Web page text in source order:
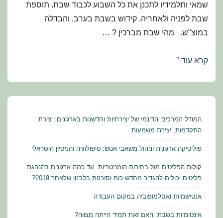
שמאי ותלמידיו לתכנן את כל השבוע לכבוד שבת. תוספת
שבת לפניה ולאחריה. קידוש בשבת בערב, והבדלה
במוצ"ש. מהי שבת מברכין ? …
מועדי
הלכה
ומנהג:
שחזורים
למבחן
קרא עוד "
המודל המרכיבי הדינמי של יצירתיות וחדשנות בארגונים: יצירת
התקדמות, יצירת משמעות
פוליטיקה ארגונית וניהול משאבי אנוש: טיפולוגיה והניסיון הישראלי
קולות הפליטים מול בחירות הומניטריות: עד כמה ארגונים בהנהגת
פליטים יכולים להגדיר מחדש כוח וסוכנות בלבנון שלאחר 2019?
אנטישמיות ואסלמופוביה במקום העבודה
אינטימיות בשבת: האם זאת תמיד הייתה מצווה?